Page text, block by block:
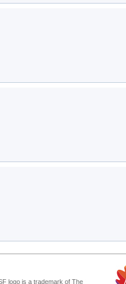
logo is a trademark of The